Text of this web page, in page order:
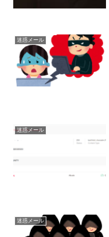
迷惑メール
迷惑メール
迷惑メール